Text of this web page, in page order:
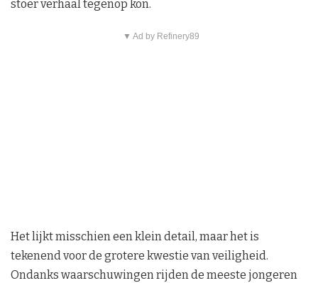
stoer verhaal tegenop kon.
▼ Ad by Refinery89
Het lijkt misschien een klein detail, maar het is
tekenend voor de grotere kwestie van veiligheid.
Ondanks waarschuwingen rijden de meeste jongeren